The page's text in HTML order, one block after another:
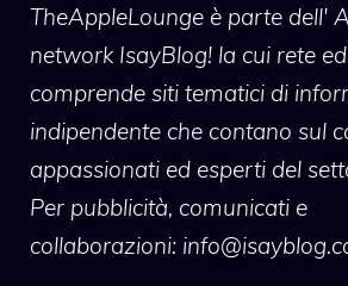
TheAppleLounge è parte dell'
network IsayBlog! la cui rete
comprende siti tematici di
indipendente che contano sul
appassionati ed esperti del
Per pubblicità, comunicati e
collaborazioni: